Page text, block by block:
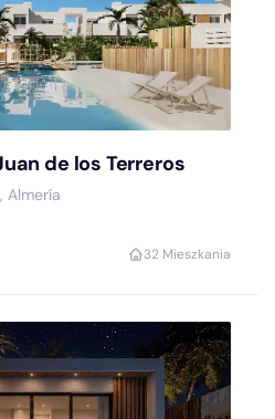
de los Terreros
Almería
32 Mieszkania